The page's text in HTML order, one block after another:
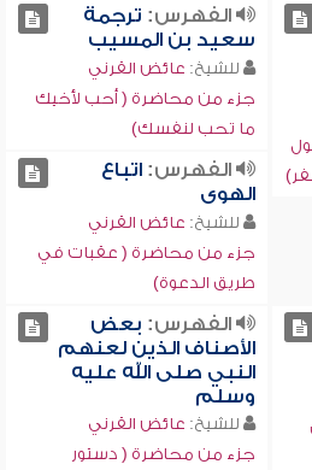
الفهرس: ترجمة
سعيد بن المسيب
للشيخ: عائض القرني
جزء من محاضرة ( أحب لأخيك
ما تحب لنفسك)
الفهرس:اتباع
الهوى
للشيخ: عائض القرني
جزء من محاضرة ( عقبات في
طريق الدعوة)
الفهرس: بعض
الأصناف الذين لعنهم
النبي صلى الله عليه
وسلم
للشيخ: عائض القرني
جزء من محاضرة ( دستور